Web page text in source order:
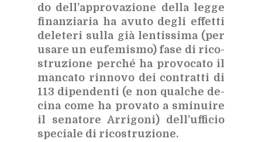
do del­l’ap­pro­va­zio­ne del­la leg­ge
fi­nan­zia­ria ha avu­to de­gli ef­fet­ti
de­le­te­ri sul­la già len­tis­si­ma (per
usa­re un eu­fe­mi­smo) fase di ri­co­
stru­zio­ne per­ché ha pro­vo­ca­to il
man­ca­to rin­no­vo dei con­trat­ti di
113 di­pen­den­ti (e non qual­che de­
ci­na come ha pro­va­to a smi­nui­re
il se­na­to­re Ar­ri­go­ni) del­l’uf­fi­cio
spe­cia­le di ri­co­stru­zio­ne.